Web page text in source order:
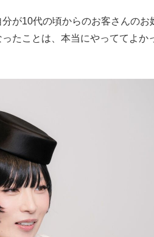
が10代の頃からのお客さんのお
たことは、本当にやっててよか